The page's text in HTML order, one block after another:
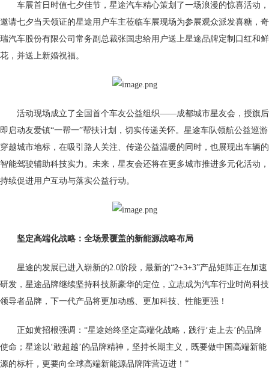
车展首日时值七夕佳节，星途汽车精心策划了一场浪漫的惊喜活动，
邀请七夕当天领证的星途用户车主莅临车展现场为参展观众派发喜糖，奇
瑞汽车股份有限公司常务副总裁张国忠给用户送上星途品牌定制口红和鲜
花，并送上新婚祝福。
活动现场成立了全国首个车友公益组织——成都城市星友会，授旗后
即启动友爱镇“一帮一”帮扶计划，切实传递关怀。星途车队领航公益巡游
穿越城市地标，在吸引路人关注、传递公益温暖的同时，也展现出车辆的
智能驾驶辅助科技实力。未来，星友会还将在更多城市推进多元化活动，
持续促进用户互动与落实公益行动。
坚定高端化战略 ：全场景覆盖的新能源战略布局
星途的发展已进入崭新的2.0阶段，最新的“2+3+3”产品矩阵正在加速
研发，星途品牌继续坚持科技新豪华的定位，立志成为汽车行业时尚科技
领导者品牌，下一代产品将更加动感、更加科技、性能更强！
正如黄招根强调：“星途始终坚定高端化战略，践行‘走上去’的品牌
使命；星途以‘敢超越’的品牌精神，坚持长期主义，既要做中国高端新能
源的标杆，更要向全球高端新能源品牌阵营迈进！”